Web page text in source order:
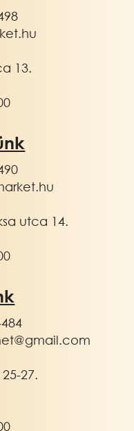
13.
utca 14.
27.